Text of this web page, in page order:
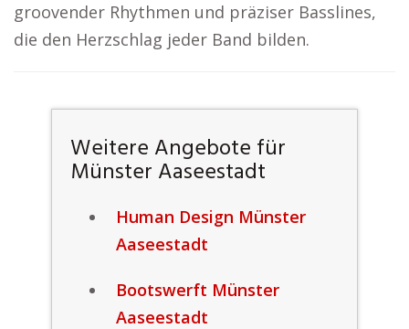
groovender Rhythmen und präziser Basslines,
die den Herzschlag jeder Band bilden.
Weitere Angebote für
Münster Aaseestadt
Human Design Münster
Aaseestadt
Bootswerft Münster
Aaseestadt